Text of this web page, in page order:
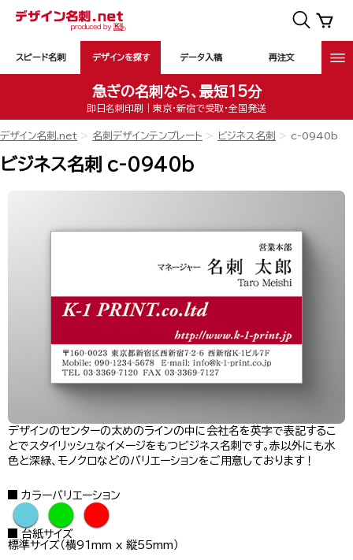
スピード名刺 デザインを探す データ入稿 再注文
急ぎの名刺なら、最短15分
即日名刺印刷｜東京・新宿で受取・全国発送
デザイン名刺.net 名刺デザインテンプレート ビジネス名刺 c-0940b
ビジネス名刺 c-0940b
デザインのセンターの太めのラインの中に会社名を英字で表記するこ
とでスタイリッシュなイメージをもつビジネス名刺です。赤以外にも水
色と深緑、モノクロなどのバリエーションをご用意しております！
カラーバリエーション
● ● ●
台紙サイズ
標準サイズ（横91mm x 縦55mm）